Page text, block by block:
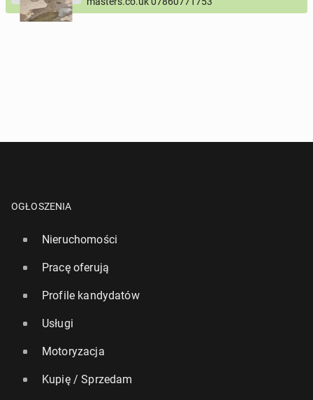
Numer telefon wg wzoru NR KIERUNKOWY KRAJU NR TELEFONU , np.:
OGŁOSZENIA
Nieruchomości
Pracę oferują
Profile kandydatów
Usługi
Motoryzacja
Kupię / Sprzedam